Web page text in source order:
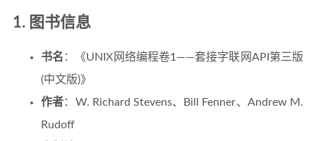
1. 图书信息
书名 ：《UNIX网络编程卷1——套接字联网API第三版
(中文版)》
作者：W. Richard Stevens、Bill Fenner、Andrew M.
Rudoff